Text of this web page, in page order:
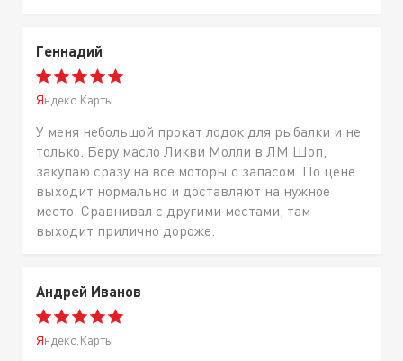
Геннадий
Яндекс.Карты
У меня небольшой прокат лодок для рыбалки и не
только. Беру масло Ликви Молли в ЛМ Шоп,
закупаю сразу на все моторы с запасом. По цене
выходит нормально и доставляют на нужное
место. Сравнивал с другими местами, там
выходит прилично дороже.
Андрей Иванов
Яндекс.Карты